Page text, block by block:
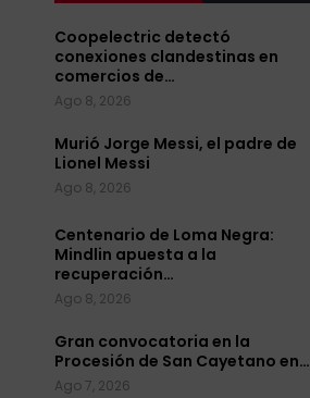
Coopelectric detectó
conexiones clandestinas en
comercios de…
Ago 8, 2026
Murió Jorge Messi, el padre de
Lionel Messi
Ago 8, 2026
Centenario de Loma Negra:
Mindlin apuesta a la
recuperación…
Ago 8, 2026
Gran convocatoria en la
Procesión de San Cayetano en…
Ago 7, 2026